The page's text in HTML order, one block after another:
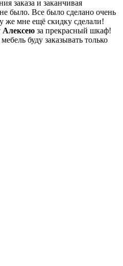
заказа и заканчивая
было. Все было сделано очень
же мне ещё скидку сделали!
Алексею за прекрасный шкаф!
буду заказывать только